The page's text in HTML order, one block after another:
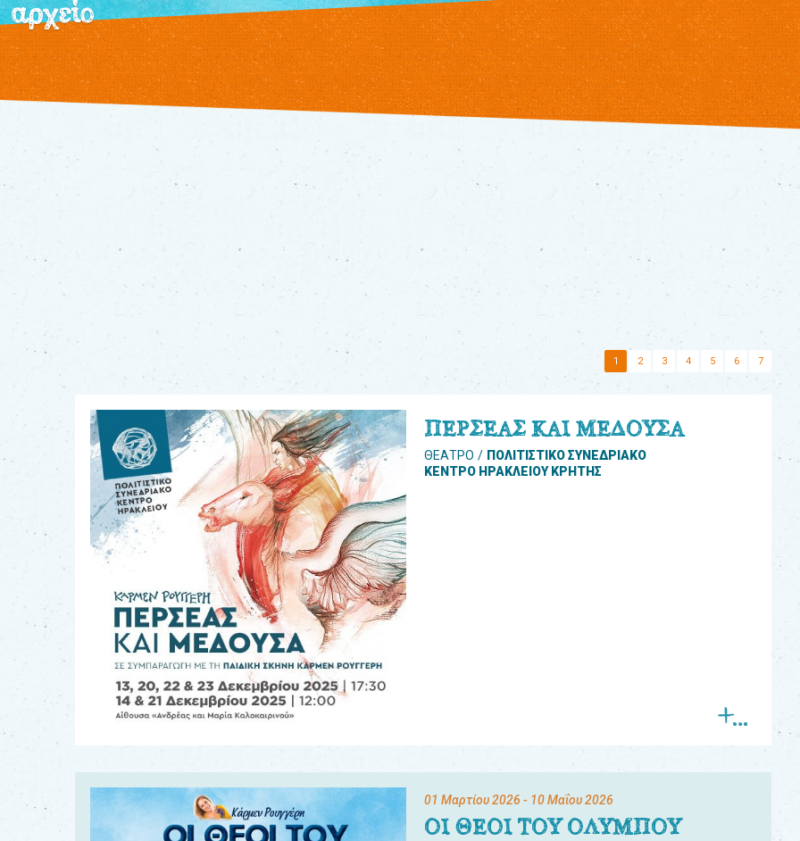
αρχείο
1 2 3 4 5 6 7
ΠΕΡΣΕΑΣ ΚΑΙ ΜΕΔΟΥΣΑ
ΘΕΑΤΡΟ
ΠΟΛΙΤΙΣΤΙΚΟ ΣΥΝΕΔΡΙΑΚΟ
ΚΕΝΤΡΟ ΗΡΑΚΛΕΙΟΥ ΚΡΗΤΗΣ
01 Μαρτίου 2026 - 10 Μαΐου 2026
ΟΙ ΘΕΟΙ ΤΟΥ ΟΛΥΜΠΟΥ